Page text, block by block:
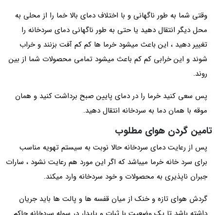
وقتی شما به طور ناگهانی و با اختلاف دمای بالا خما را از محلی به
محل دیگر انتقال دهید یا حتی به طور ناگهانی دمای سردخانه را
تغییر دهید ، این باعث میشود خرما ها کم کم آفت بزنند و خراب
شوند و این خرابی کم کم باعث میشود تمامی محصولات شما از بین
روند.
پس سعی کنید خرما را در دمای پایین صبح برداشت کنید و همان
موقه با همان دما به سردخانه انتقال دهید.
تامین گردن هوای مطلوب
پس از رعایت دمای سردخانه حالا نوبت به سیستم تهویه مناسب
برای سرد خانه خرما میباشد که اگر این مورد هم رعایت نشود ، سارات
جبران ناپذیری به محصولات و خود سردخانه وارد میکند.
گردش هوای تازه و خنک از میان قفسه ها و پالت ها باید جریان